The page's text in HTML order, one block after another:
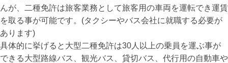
んが、二種免許は旅客業務として旅客用の車両を運転でき運賃
を取る事が可能です。(タクシーやバス会社に就職する必要が
あります)
具体的に挙げると大型二種免許は30人以上の乗員を運ぶ事が
できる大型路線バス、観光バス、貸切バス、代行用の自動車や